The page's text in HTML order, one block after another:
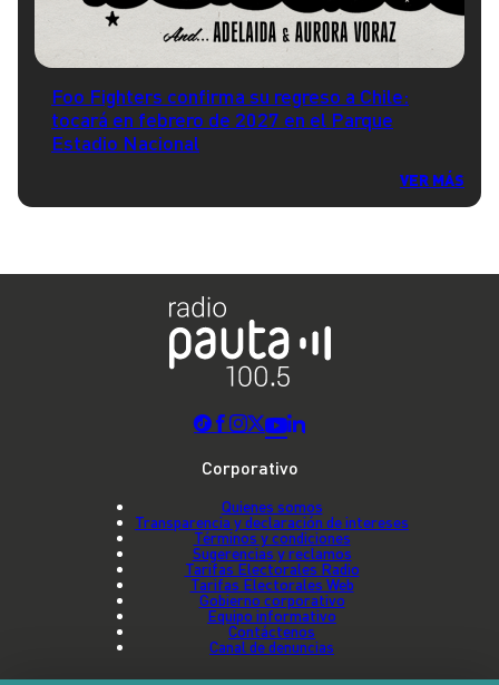
Foo Fighters confirma su regreso a Chile:
tocará en febrero de 2027 en el Parque
Estadio Nacional
VER MÁS
Corporativo
Quienes somos
Transparencia y declaración de intereses
Términos y condiciones
Sugerencias y reclamos
Tarifas Electorales Radio
Tarifas Electorales Web
Gobierno corporativo
Equipo informativo
Contáctenos
Canal de denuncias